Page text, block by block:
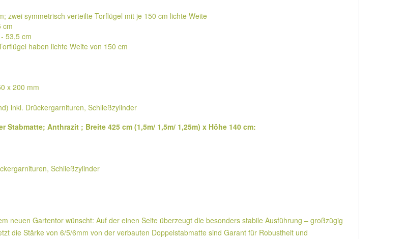
zwei symmetrisch verteilte Torflügel mit je 150 cm lichte Weite
cm
53,5 cm
haben lichte Weite von 150 cm
x 200 mm
inkl. Drückergarnituren, Schließzylinder
Anthrazit ; Breite 425 cm (1,5m/ 1,5m/ 1,25m) x Höhe 140 cm:
Schließzylinder
neuen Gartentor wünscht: Auf der einen Seite überzeugt die besonders stabile Ausführung – großzügig
die Stärke von 6/5/6mm von der verbauten Doppelstabmatte sind Garant für Robustheit und